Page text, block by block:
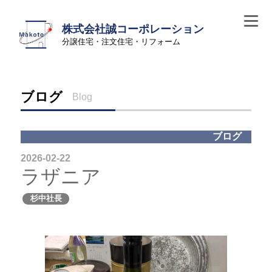
株式会社誠コーポレーション
分譲住宅・注文住宅・リフォーム
ブログ Blog
ブログ
2026-02-22
ラザニア
杉中社長